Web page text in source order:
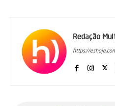
Redação
https://